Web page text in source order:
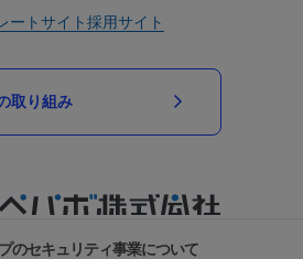
ートサイト採用サイト
取り組み
のセキュリティ事業について